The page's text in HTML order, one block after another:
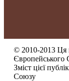
© 2010-2013 Ця
Європейського
Зміст цієї
Союзу